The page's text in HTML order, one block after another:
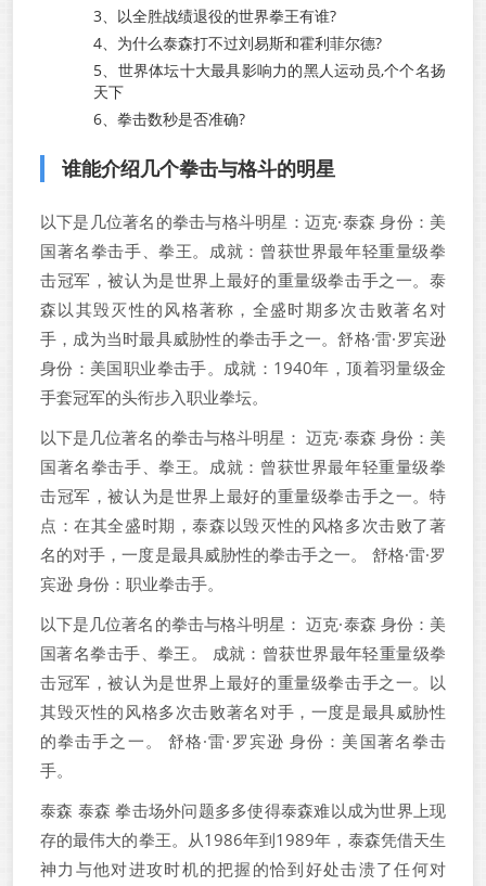
3、 以全胜战绩退役的世界拳王有谁?
4、 为什么泰森打不过刘易斯和霍利菲尔德?
5、 世界体坛十大最具影响力的黑人运动员,个个名扬
天下
6、 拳击数秒是否准确?
谁能介绍几个拳击与格斗的明星
以下是几位著名的拳击与格斗明星：迈克·泰森 身份：美
国著名拳击手、拳王。成就：曾获世界最年轻重量级拳
击冠军，被认为是世界上最好的重量级拳击手之一。泰
森以其毁灭性的风格著称，全盛时期多次击败著名对
手，成为当时最具威胁性的拳击手之一。舒格·雷·罗宾逊
身份：美国职业拳击手。成就：1940年，顶着羽量级金
手套冠军的头衔步入职业拳坛。
以下是几位著名的拳击与格斗明星： 迈克·泰森 身份：美
国著名拳击手、拳王。成就：曾获世界最年轻重量级拳
击冠军，被认为是世界上最好的重量级拳击手之一。特
点：在其全盛时期，泰森以毁灭性的风格多次击败了著
名的对手，一度是最具威胁性的拳击手之一。 舒格·雷·罗
宾逊 身份：职业拳击手。
以下是几位著名的拳击与格斗明星： 迈克·泰森 身份：美
国著名拳击手、拳王。 成就：曾获世界最年轻重量级拳
击冠军，被认为是世界上最好的重量级拳击手之一。以
其毁灭性的风格多次击败著名对手，一度是最具威胁性
的拳击手之一。 舒格·雷·罗宾逊 身份：美国著名拳击
手。
泰森 泰森 拳击场外问题多多使得泰森难以成为世界上现
存的最伟大的拳王。从1986年到1989年，泰森凭借天生
神力与他对进攻时机的把握的恰到好处击溃了任何对